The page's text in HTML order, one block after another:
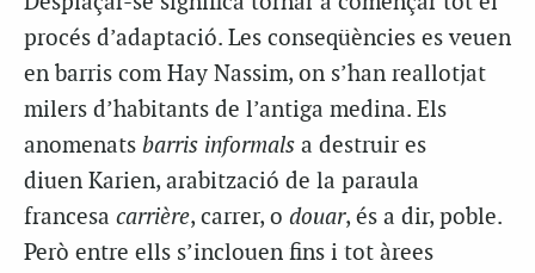
procés d’adaptació. Les conseqüències es veuen
en barris com Hay Nassim, on s’han reallotjat
milers d’habitants de l’antiga medina. Els
anomenats barris informals a destruir es
diuen Karien, arabització de la paraula
francesa carrière, carrer, o douar, és a dir, poble.
Però entre ells s’inclouen fins i tot àrees